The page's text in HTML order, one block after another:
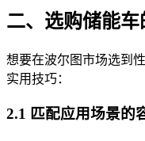
二、选购储能车
想要在波尔图市场选到
实用技巧：
2.1 匹配应用场景的